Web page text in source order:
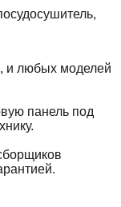
и любых моделей
панель под